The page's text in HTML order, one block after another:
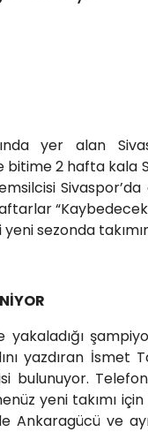
yer alan
2 hafta kala
sezonda
yazdıran İsmet
bulunuyor.
yeni takımı
Ankaragücü ve